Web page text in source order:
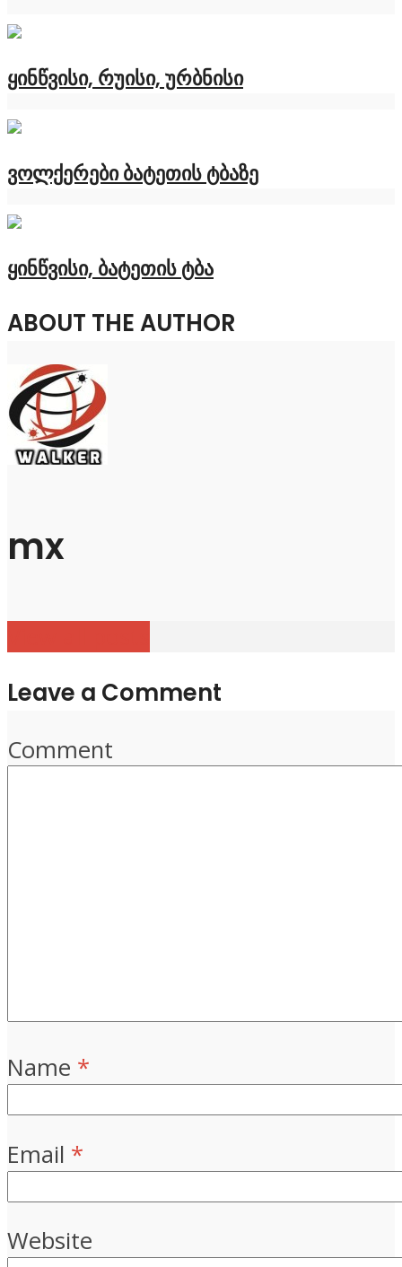
ყინწვისი, რუისი, ურბნისი
ვოლქერები ბატეთის ტბაზე
ყინწვისი, ბატეთის ტბა
ABOUT THE AUTHOR
mx
Leave a Comment
Comment
Name *
Email *
Website